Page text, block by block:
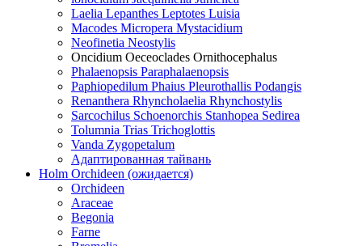
Laelia Lepanthes Leptotes Luisia
Macodes Micropera Mystacidium
Neofinetia Neostylis
Oncidium Oeceoclades Ornithocephalus
Phalaenopsis Paraphalaenopsis
Paphiopedilum Phaius Pleurothallis Podangis
Renanthera Rhyncholaelia Rhynchostylis
Sarcochilus Schoenorchis Stanhopea Sedirea
Tolumnia Trias Trichoglottis
Vanda Zygopetalum
Адаптированная тайвань
Holm Orchideen (ожидается)
Orchideen
Araceae
Begonia
Farne